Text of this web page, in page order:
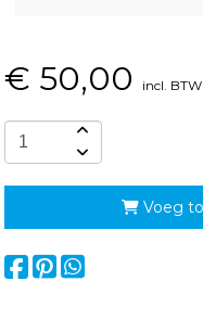
€ 50,00 incl. BTW
Voeg